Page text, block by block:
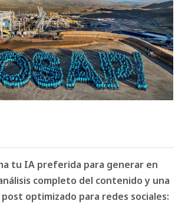
tu IA preferida para generar en
completo del contenido y una
optimizado para redes sociales: